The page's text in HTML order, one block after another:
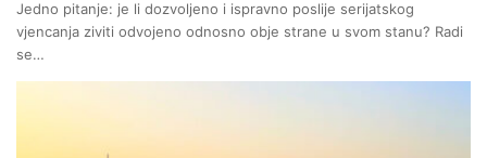
Jedno pitanje: je li dozvoljeno i ispravno poslije serijatskog
vjencanja ziviti odvojeno odnosno obje strane u svom stanu? Radi
se…